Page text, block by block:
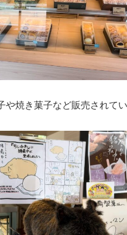
や焼き菓子など販売されてい